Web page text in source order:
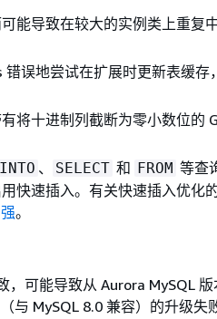
能导致在较大的实例类上重复
误地尝试在扩展时更新表缓存
将十进制列截断为零小数位的
、 SELECT 和 FROM 等查
快速插入。有关快速插入优化
。
可能导致从 Aurora MySQL 版
与 MySQL 8.0 兼容）的升级失